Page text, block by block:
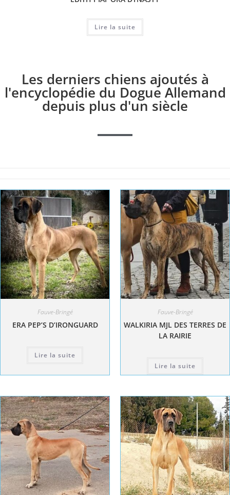
Lire la suite
Les derniers chiens ajoutés à
l'encyclopédie du Dogue Allemand
depuis plus d'un siècle
Fauve-Bringé
ERA PEP’S D’IRONGUARD
Lire la suite
Fauve-Bringé
WALKIRIA MJL DES TERRES DE
LA RAIRIE
Lire la suite